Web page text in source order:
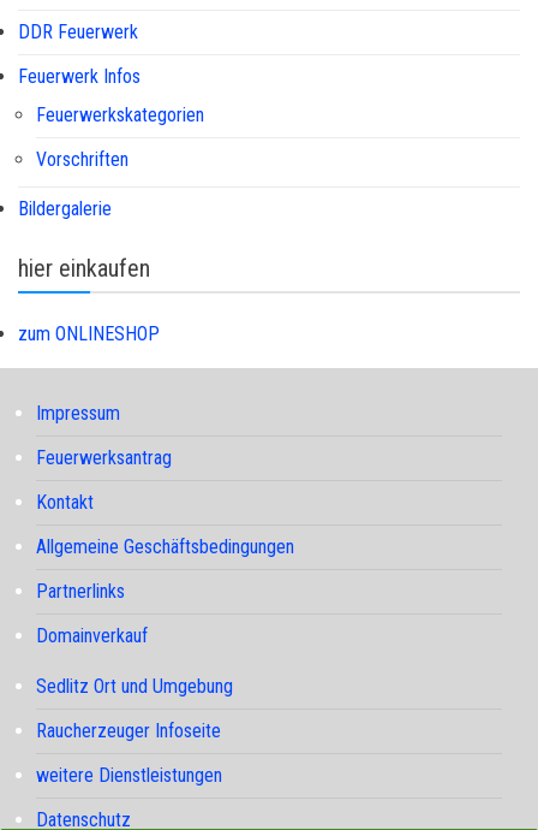
DDR Feuerwerk
Feuerwerk Infos
Feuerwerkskategorien
Vorschriften
Bildergalerie
hier einkaufen
zum ONLINESHOP
Impressum
Feuerwerksantrag
Kontakt
Allgemeine Geschäftsbedingungen
Partnerlinks
Domainverkauf
Sedlitz Ort und Umgebung
Raucherzeuger Infoseite
weitere Dienstleistungen
Datenschutz